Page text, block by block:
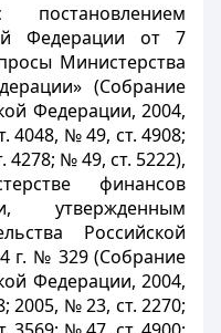
Федерации от 7
Министерства
(Собрание
Федерации, 2004,
4048, № 49, ст. 4908;
4278; № 49, ст. 5222),
финансов
утвержденным
Российской
г. № 329 (Собрание
Федерации, 2004,
2005, № 23, ст. 2270;